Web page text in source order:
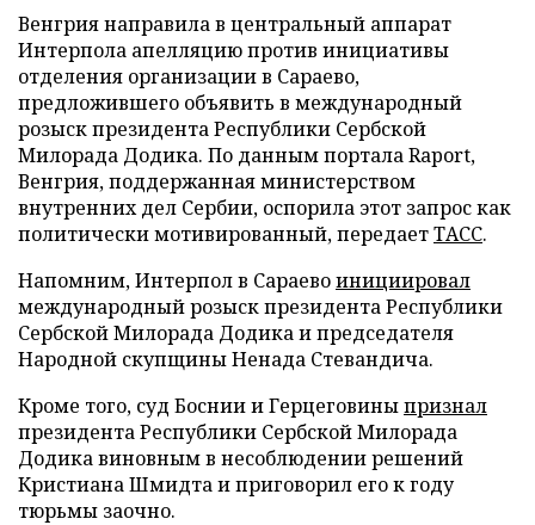
Венгрия направила в центральный аппарат
Интерпола апелляцию против инициативы
отделения организации в Сараево,
предложившего объявить в международный
розыск президента Республики Сербской
Милорада Додика. По данным портала Raport,
Венгрия, поддержанная министерством
внутренних дел Сербии, оспорила этот запрос как
политически мотивированный, передаетТАСС.
Напомним, Интерпол в Сараевоинициировал
международный розыск президента Республики
Сербской Милорада Додика и председателя
Народной скупщины Ненада Стевандича.
Кроме того, суд Боснии и Герцеговиныпризнал
президента Республики Сербской Милорада
Додика виновным в несоблюдении решений
Кристиана Шмидта и приговорил его к году
тюрьмы заочно.